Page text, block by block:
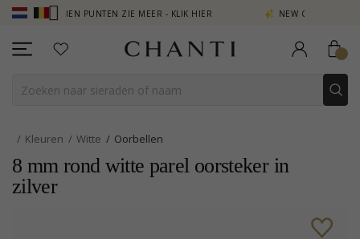
PUNTEN ZIE MEER - KLIK HIER NEW COLLECTION | AURA
Kleuren Witte Oorbellen
8 mm rond witte parel oorsteker in
zilver